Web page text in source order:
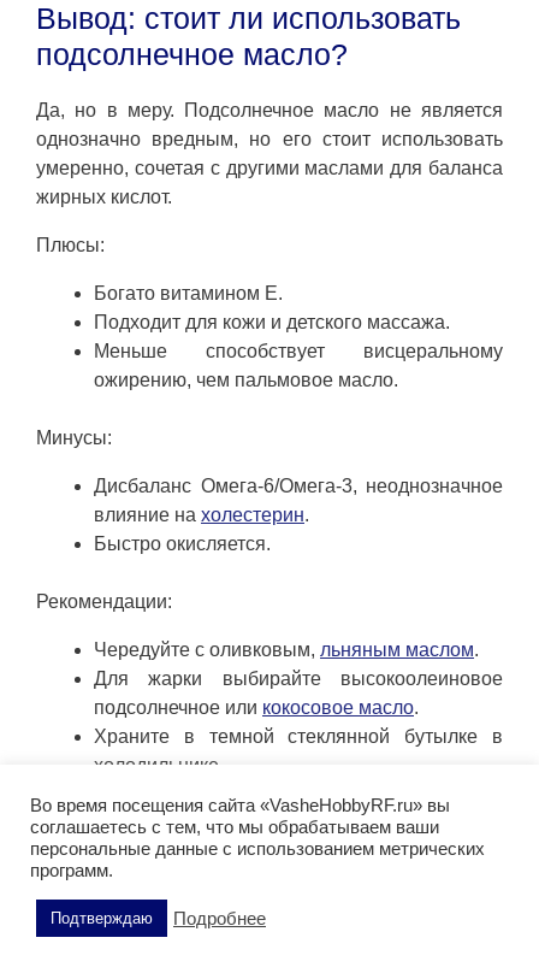
Вывод: стоит ли использовать
подсолнечное масло?
Да, но в меру. Подсолнечное масло не является
однозначно вредным, но его стоит использовать
умеренно, сочетая с другими маслами для баланса
жирных кислот.
Плюсы:
Богато витамином Е.
Подходит для кожи и детского массажа.
Меньше способствует висцеральному
ожирению, чем пальмовое масло.
Минусы:
Дисбаланс Омега-6/Омега-3, неоднозначное
влияние на холестерин.
Быстро окисляется.
Рекомендации:
Чередуйте с оливковым, льняным маслом.
Для жарки выбирайте высокоолеиновое
подсолнечное или кокосовое масло.
Храните в темной стеклянной бутылке в
холодильнике.
Подсолнечное масло — не враг, но разнообразие в
выборе масел важнее! Оптимальный подход —
разнообразить рацион, делая акцент на оливковом,
льняном
и других маслах с благоприятным
профилем жирных кислот.
Во время посещения сайта «VasheHobbyRF.ru» вы
соглашаетесь с тем, что мы обрабатываем ваши
персональные данные с использованием метрических
программ.
Подтверждаю Подробнее